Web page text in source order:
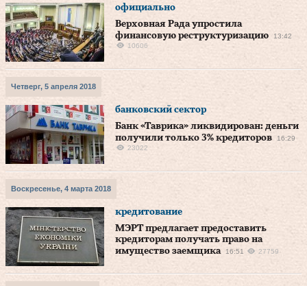
официально
Верховная Рада упростила
финансовую реструктуризацию
13:42
10606
Четверг, 5 апреля 2018
банковский сектор
Банк «Таврика» ликвидирован: деньги
получили только 3% кредиторов
16:29
23022
Воскресенье, 4 марта 2018
кредитование
МЭРТ предлагает предоставить
кредиторам получать право на
имущество заемщика
16:51 27759